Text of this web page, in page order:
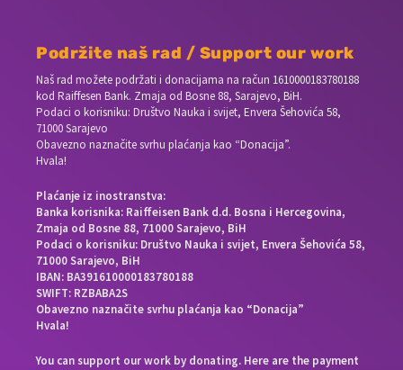
Podržite naš rad / Support our work
Naš rad možete podržati i donacijama na račun 1610000183780188
kod Raiffesen Bank. Zmaja od Bosne 88, Sarajevo, BiH.
Podaci o korisniku: Društvo Nauka i svijet, Envera Šehovića 58,
71000 Sarajevo
Obavezno naznačite svrhu plaćanja kao “Donacija”.
Hvala!
Plaćanje iz inostranstva:
Banka korisnika: Raiffeisen Bank d.d. Bosna i Hercegovina,
Zmaja od Bosne 88, 71000 Sarajevo, BiH
Podaci o korisniku: Društvo Nauka i svijet, Envera Šehovića 58,
71000 Sarajevo, BiH
IBAN: BA391610000183780188
SWIFT: RZBABA2S
Obavezno naznačite svrhu plaćanja kao “Donacija”
Hvala!
You can support our work by donating. Here are the payment